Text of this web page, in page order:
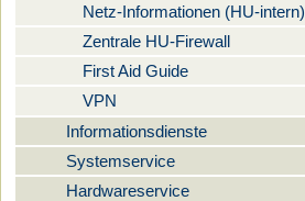
Netz-Informationen (HU-intern)
Zentrale HU-Firewall
First Aid Guide
VPN
Informationsdienste
Systemservice
Hardwareservice